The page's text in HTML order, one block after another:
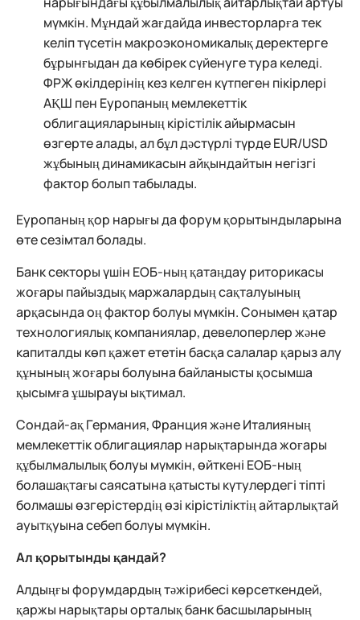
мүмкін. Мұндай жағдайда инвесторларға тек
келіп түсетін макроэкономикалық деректерге
бұрынғыдан да көбірек сүйенуге тура келеді.
ФРЖ өкілдерінің кез келген күтпеген пікірлері
АҚШ пен Еуропаның мемлекеттік
облигацияларының кірістілік айырмасын
өзгерте алады, ал бұл дәстүрлі түрде EUR/USD
жұбының динамикасын айқындайтын негізгі
фактор болып табылады.
Еуропаның қор нарығы да форум қорытындыларына
өте сезімтал болады.
Банк секторы үшін ЕОБ-ның қатаңдау риторикасы
жоғары пайыздық маржалардың сақталуының
арқасында оң фактор болуы мүмкін. Сонымен қатар
технологиялық компаниялар, девелоперлер және
капиталды көп қажет ететін басқа салалар қарыз алу
құнының жоғары болуына байланысты қосымша
қысымға ұшырауы ықтимал.
Сондай-ақ Германия, Франция және Италияның
мемлекеттік облигациялар нарықтарында жоғары
құбылмалылық болуы мүмкін, өйткені ЕОБ-ның
болашақтағы саясатына қатысты күтулердегі тіпті
болмашы өзгерістердің өзі кірістіліктің айтарлықтай
ауытқуына себеп болуы мүмкін.
Ал қорытынды қандай?
Алдыңғы форумдардың тәжірибесі көрсеткендей,
қаржы нарықтары орталық банк басшыларының